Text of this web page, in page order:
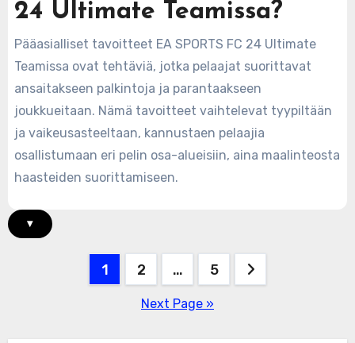
24 Ultimate Teamissa?
Pääasialliset tavoitteet EA SPORTS FC 24 Ultimate
Teamissa ovat tehtäviä, jotka pelaajat suorittavat
ansaitakseen palkintoja ja parantaakseen
joukkueitaan. Nämä tavoitteet vaihtelevat tyypiltään
ja vaikeusasteeltaan, kannustaen pelaajia
osallistumaan eri pelin osa-alueisiin, aina maalinteosta
haasteiden suorittamiseen.
▾
1 2 … 5
Next Page »